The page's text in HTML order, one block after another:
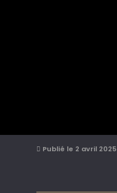
Publié le 2 avril 2025